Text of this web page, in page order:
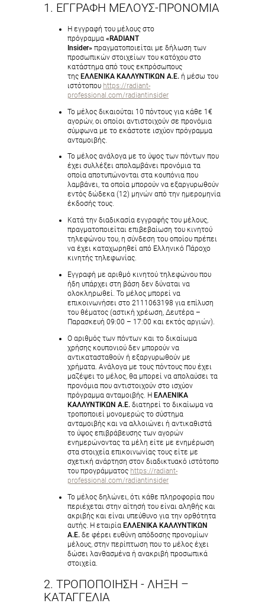
1. ΕΓΓΡΑΦΗ ΜΕΛΟΥΣ-ΠΡΟΝΟΜΙΑ
Η εγγραφή του μέλους στο
πρόγραμμα«RADIANT
Insider» πραγματοποιείται με δήλωση των
προσωπικών στοιχείων του κατόχου στο
κατάστημα από τους εκπρόσωπους
τηςΕΛΛΕΝΙΚΑ ΚΑΛΛΥΝΤΙΚΩΝ Α.Ε. ή μέσω του
ιστότοπου https://radiant-
professional.com/radiantinsider
Το μέλος δικαιούται 10 πόντους για κάθε 1€
αγορών, οι οποίοι αντιστοιχούν σε προνόμια
σύμφωνα με το εκάστοτε ισχύον πρόγραμμα
ανταμοιβής.
Το μέλος ανάλογα με το ύψος των πόντων που
έχει συλλέξει απολαμβάνει προνόμια τα
οποία αποτυπώνονται στα κουπόνια που
λαμβάνει, τα οποία μπορούν να εξαργυρωθούν
εντός δώδεκα (12) μηνών από την ημερομηνία
έκδοσής τους.
Κατά την διαδικασία εγγραφής του μέλους,
πραγματοποιείται επιβεβαίωση του κινητού
τηλεφώνου του, η σύνδεση του οποίου πρέπει
να έχει καταχωρηθεί από Ελληνικό Πάροχο
κινητής τηλεφωνίας.
Εγγραφή με αριθμό κινητού τηλεφώνου που
ήδη υπάρχει στη βάση δεν δύναται να
ολοκληρωθεί. Το μέλος μπορεί να
επικοινωνήσει στο 2111063198 για επίλυση
του θέματος (αστική χρέωση, Δευτέρα –
Παρασκευή 09:00 – 17:00 και εκτός αργιών).
Ο αριθμός των πόντων και το δικαίωμα
χρήσης κουπονιού δεν μπορούν να
αντικατασταθούν ή εξαργυρωθούν με
χρήματα. Ανάλογα με τους πόντους που έχει
μαζέψει το μέλος, θα μπορεί να απολαύσει τα
προνόμια που αντιστοιχούν στο ισχύον
πρόγραμμα ανταμοιβής. HΕΛΛΕΝΙΚΑ
ΚΑΛΛΥΝΤΙΚΩΝ Α.Ε. διατηρεί το δικαίωμα να
τροποποιεί μονομερώς το σύστημα
ανταμοιβής και να αλλοιώνει ή αντικαθιστά
το ύψος επιβράβευσης των αγορών
ενημερώνοντας τα μέλη είτε με ενημέρωση
στα στοιχεία επικοινωνίας τους είτε με
σχετική ανάρτηση στον διαδικτυακό ιστότοπο
του προγράμματος https://radiant-
professional.com/radiantinsider
Το μέλος δηλώνει, ότι κάθε πληροφορία που
περιέχεται στην αίτησή του είναι αληθής και
ακριβής και είναι υπεύθυνο για την ορθότητα
αυτής. Η εταιρίαΕΛΛΕΝΙΚΑ ΚΑΛΛΥΝΤΙΚΩΝ
Α.Ε. δε φέρει ευθύνη απόδοσης προνομίων
μέλους, στην περίπτωση που το μέλος έχει
δώσει λανθασμένα ή ανακριβή προσωπικά
στοιχεία.
2. ΤΡΟΠΟΠΟΙΗΣΗ - ΛΗΞΗ –
ΚΑΤΑΓΓΕΛΙΑ